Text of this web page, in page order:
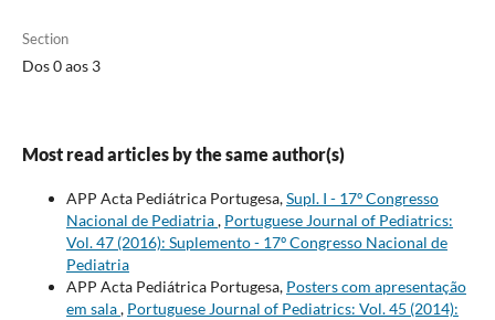
Section
Dos 0 aos 3
Most read articles by the same author(s)
APP Acta Pediátrica Portugesa,Supl. I - 17º Congresso
Nacional de Pediatria, Portuguese Journal of Pediatrics:
Vol. 47 (2016): Suplemento - 17º Congresso Nacional de
Pediatria
APP Acta Pediátrica Portugesa, Posters com apresentação
em sala, Portuguese Journal of Pediatrics: Vol. 45 (2014):